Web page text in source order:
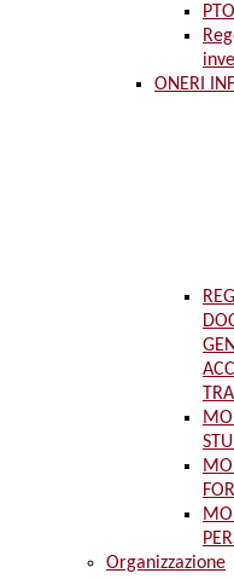
ONERI
Organizzazione